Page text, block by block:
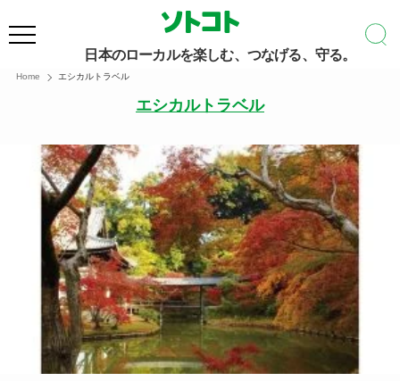
日本のローカルを楽しむ、つなげる、守る。
Home エシカルトラベル
エシカルトラベル